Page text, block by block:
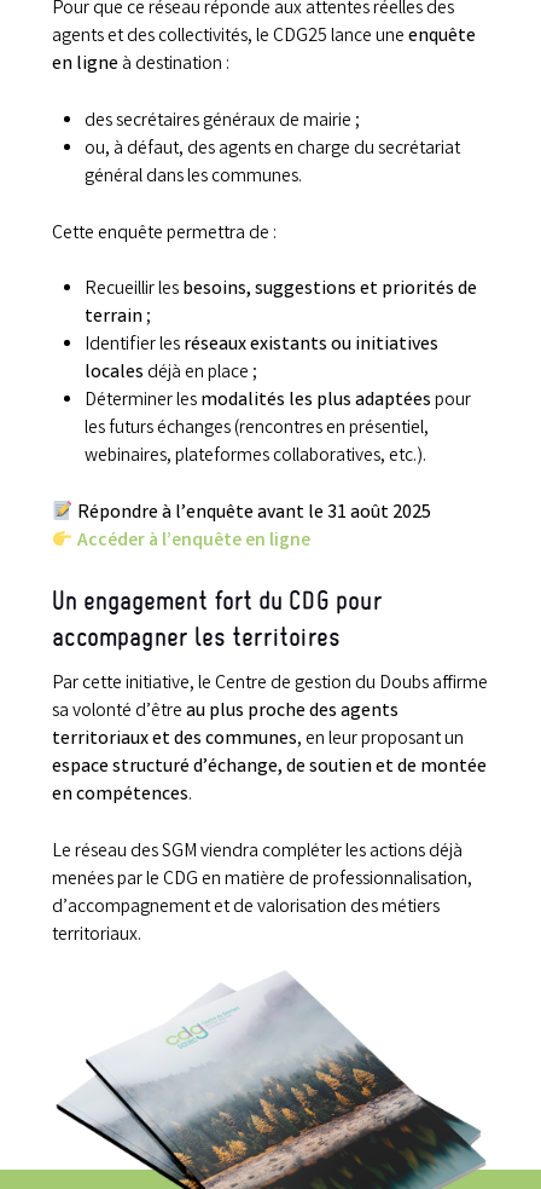
Pour que ce réseau réponde aux attentes réelles des
agents et des collectivités, le CDG25 lance uneenquête
en ligne à destination :
des secrétaires généraux de mairie ;
ou, à défaut, des agents en charge du secrétariat
général dans les communes.
Cette enquête permettra de :
Recueillir lesbesoins, suggestions et priorités de
terrain;
Identifier lesréseaux existants ou initiatives
locales déjà en place ;
Déterminer lesmodalités les plus adaptéespour
les futurs échanges (rencontres en présentiel,
webinaires, plateformes collaboratives, etc.).
Répondre à l’enquête avant le 31 août 2025
Accéder à l’enquête en ligne
Un engagement fort du CDG pour
accompagner les territoires
Par cette initiative, le Centre de gestion du Doubs affirme
sa volonté d’êtreau plus proche des agents
territoriaux et des communes, en leur proposant un
espace structuré d’échange, de soutien et de montée
en compétences.
Le réseau des SGM viendra compléter les actions déjà
menées par le CDG en matière de professionnalisation,
d’accompagnement et de valorisation des métiers
territoriaux.